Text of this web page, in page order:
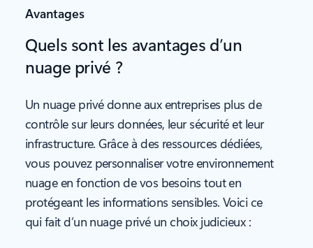
Avantages
Quels sont les avantages d’un
nuage privé ?
Un nuage privé donne aux entreprises plus de
contrôle sur leurs données, leur sécurité et leur
infrastructure. Grâce à des ressources dédiées,
vous pouvez personnaliser votre environnement
nuage en fonction de vos besoins tout en
protégeant les informations sensibles. Voici ce
qui fait d’un nuage privé un choix judicieux :